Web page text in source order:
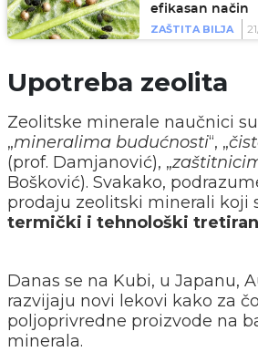
efikasan način
ZAŠTITA BILJA
Upotreba zeolita
Zeolitske minerale naučnici
„mineralima budućnosti“, „
(prof. Damjanović), „
Bošković). Svakako,
prodaju zeolitski minerali koji
termički i tehnološki
Danas se na Kubi, u Japanu,
razvijaju novi lekovi kako za
poljoprivredne proizvode na
minerala.